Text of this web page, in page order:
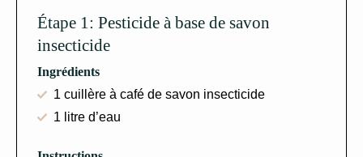
Étape 1: Pesticide à base de savon
insecticide
Ingrédients
1 cuillère à café de savon insecticide
1 litre d’eau